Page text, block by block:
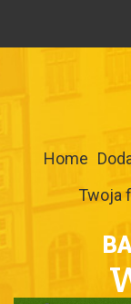
Home
Twoja